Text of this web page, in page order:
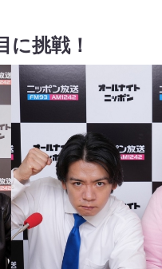
に挑戦！